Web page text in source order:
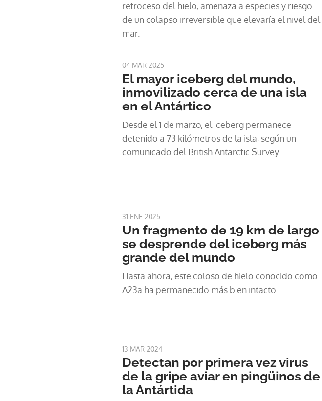
retroceso del hielo, amenaza a especies y riesgo
de un colapso irreversible que elevaría el nivel del
mar.
04 MAR 2025
El mayor iceberg del mundo,
inmovilizado cerca de una isla
en el Antártico
Desde el 1 de marzo, el iceberg permanece
detenido a 73 kilómetros de la isla, según un
comunicado del British Antarctic Survey.
31 ENE 2025
Un fragmento de 19 km de largo
se desprende del iceberg más
grande del mundo
Hasta ahora, este coloso de hielo conocido como
A23a ha permanecido más bien intacto.
13 MAR 2024
Detectan por primera vez virus
de la gripe aviar en pingüinos de
la Antártida